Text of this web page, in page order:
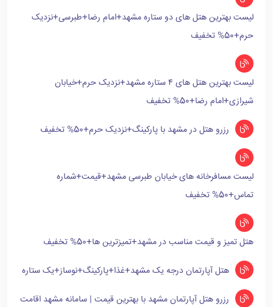
لیست بهترین هتل های دو ستاره مشهد+امام رضا+طبرسی+نزدیک
حرم+50% تخفیف
لیست بهترین هتل های ۴ ستاره مشهد+نزدیک حرم+خیابان
شیرازی+امام رضا+50% تخفیف
رزرو هتل در مشهد با پارکینگ+نزدیک حرم+50% تخفیف
لیست مسافرخانه های خیابان طبرسی مشهد+قیمت+شماره
تماس+50% تخفیف
هتل تمیز و قیمت مناسب در مشهد+تمیزترین ها+50% تخفیف
هتل آپارتمان درجه یک مشهد+غذا+پارکینگ+نوساز+یک ستاره
رزرو هتل آپارتمان مشهد با بهترین قیمت | سامانه مشهد اقامت